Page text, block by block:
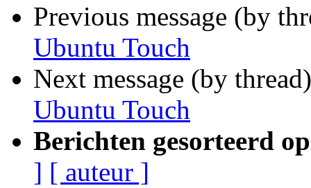
Previous message (by
Ubuntu Touch
Next message (by
Ubuntu Touch
Berichten gesorteerd
] [ auteur ]